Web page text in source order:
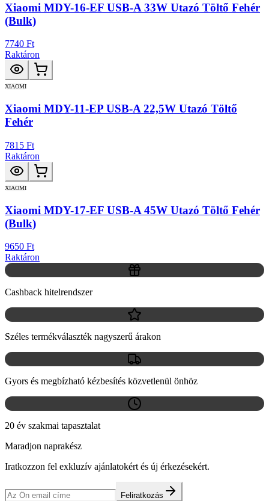
Xiaomi MDY-16-EF USB-A 33W Utazó Töltő Fehér
(Bulk)
7740 Ft
Raktáron
XIAOMI
Xiaomi MDY-11-EP USB-A 22,5W Utazó Töltő
Fehér
7815 Ft
Raktáron
XIAOMI
Xiaomi MDY-17-EF USB-A 45W Utazó Töltő Fehér
(Bulk)
9650 Ft
Raktáron
Cashback hitelrendszer
Széles termékválaszték nagyszerű árakon
Gyors és megbízható kézbesítés közvetlenül önhöz
20 év szakmai tapasztalat
Maradjon naprakész
Iratkozzon fel exkluzív ajánlatokért és új érkezésekért.
Feliratkozás